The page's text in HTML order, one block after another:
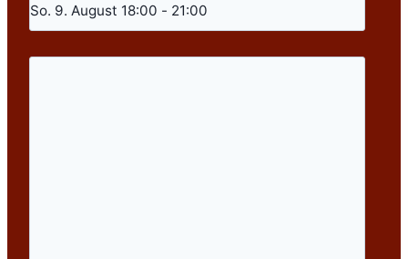
So. 9. August 18:00 - 21:00